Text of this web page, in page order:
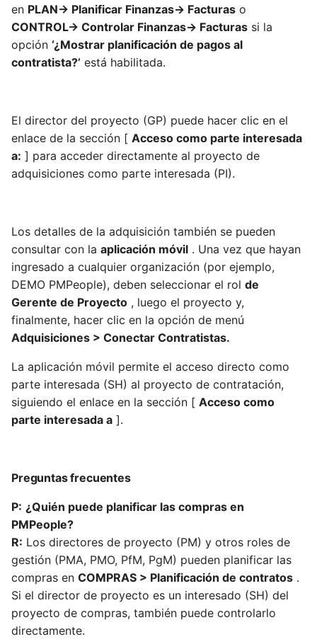
en PLAN-> Planificar Finanzas-> Facturas o
CONTROL-> Controlar Finanzas-> Facturas si la
opción ‘¿Mostrar planificación de pagos al
contratista?’ está habilitada.
El director del proyecto (GP) puede hacer clic en el
enlace de la sección [ Acceso como parte interesada
a: ] para acceder directamente al proyecto de
adquisiciones como parte interesada (PI).
Los detalles de la adquisición también se pueden
consultar con la aplicación móvil . Una vez que hayan
ingresado a cualquier organización (por ejemplo,
DEMO PMPeople), deben seleccionar el rol de
Gerente de Proyecto , luego el proyecto y,
finalmente, hacer clic en la opción de menú
Adquisiciones > Conectar Contratistas.
La aplicación móvil permite el acceso directo como
parte interesada (SH) al proyecto de contratación,
siguiendo el enlace en la sección [ Acceso como
parte interesada a ].
Preguntas frecuentes
P: ¿Quién puede planificar las compras en
PMPeople?
R: Los directores de proyecto (PM) y otros roles de
gestión (PMA, PMO, PfM, PgM) pueden planificar las
compras en COMPRAS > Planificación de contratos .
Si el director de proyecto es un interesado (SH) del
proyecto de compras, también puede controlarlo
directamente.